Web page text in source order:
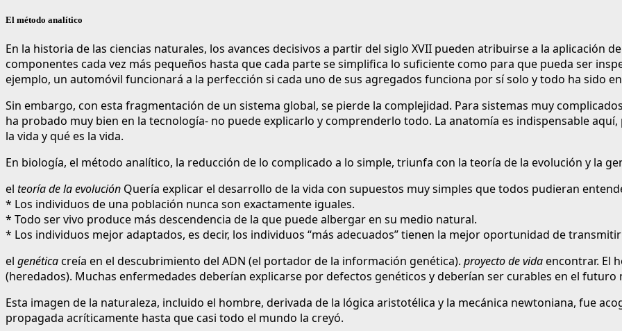
El método analítico
En la historia de las ciencias naturales, los avances decisivos a partir del siglo XVII pueden atribuirse a la aplicación
componentes cada vez más pequeños hasta que cada parte se simplifica lo suficiente como para que pueda ser
ejemplo, un automóvil funcionará a la perfección si cada uno de sus agregados funciona por sí solo y todo ha sido
Sin embargo, con esta fragmentación de un sistema global, se pierde la complejidad. Para sistemas muy
ha probado muy bien en la tecnología- no puede explicarlo y comprenderlo todo. La anatomía es indispensable
la vida y qué es la vida.
En biología, el método analítico, la reducción de lo complicado a lo simple, triunfa con la teoría de la evolución y la
el teoría de la evolución Quería explicar el desarrollo de la vida con supuestos muy simples que todos pudieran
* Los individuos de una población nunca son exactamente iguales.
* Todo ser vivo produce más descendencia de la que puede albergar en su medio natural.
* Los individuos mejor adaptados, es decir, los individuos “más adecuados” tienen la mejor oportunidad de
el genéticacreía en el descubrimiento del ADN (el portador de la información genética). proyecto de vidaencontrar. El
(heredados). Muchas enfermedades deberían explicarse por defectos genéticos y deberían ser curables en el
Esta imagen de la naturaleza, incluido el hombre, derivada de la lógica aristotélica y la mecánica newtoniana, fue
propagada acríticamente hasta que casi todo el mundo la creyó.